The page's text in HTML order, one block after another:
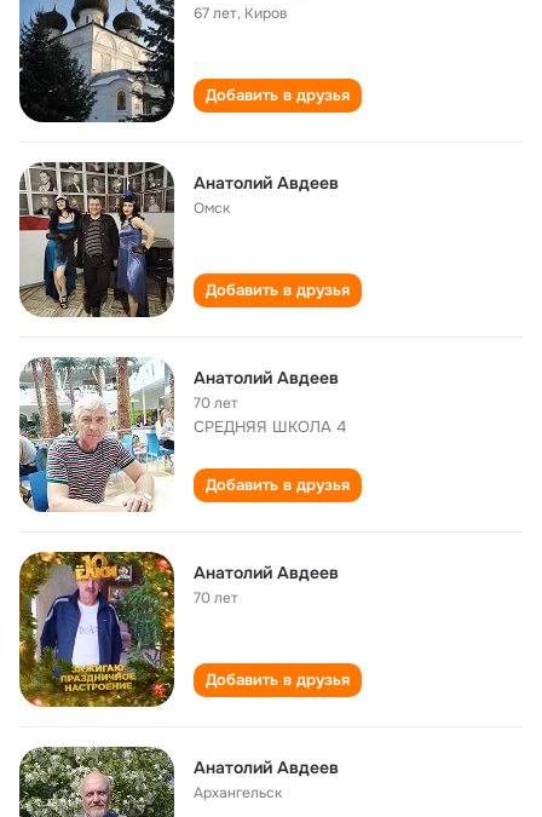
67 лет, Киров
Добавить в друзья
Анатолий Авдеев
Омск
Добавить в друзья
Анатолий Авдеев
70 лет
СРЕДНЯЯ ШКОЛА 4
Добавить в друзья
Анатолий Авдеев
70 лет
Добавить в друзья
Анатолий Авдеев
Архангельск